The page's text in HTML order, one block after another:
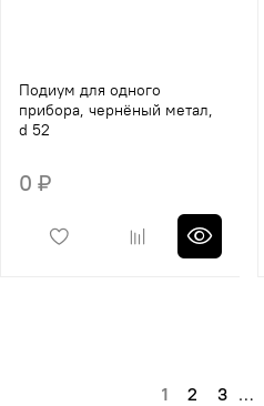
Подиум для одного
прибора, чернёный метал,
d 52
0 ₽
1 2 3 …